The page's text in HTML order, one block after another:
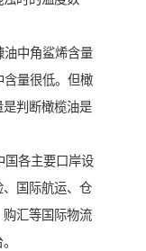
油中角鲨烯含量
含量很低。但橄
判断橄榄油是
各主要口岸设
国际航运、仓
汇等国际物流